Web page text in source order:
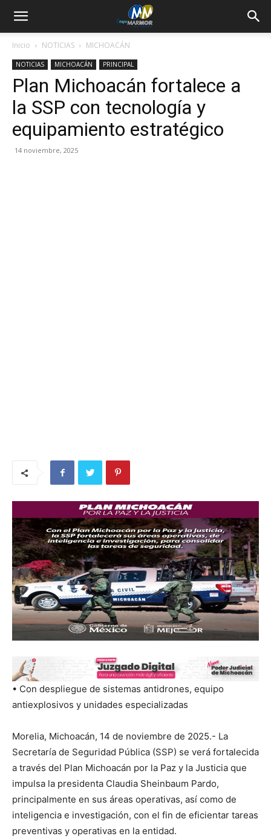
Inicio NOTICIAS MICHOACÁN
NOTICIAS MICHOACÁN PRINCIPAL
Plan Michoacán fortalece a
la SSP con tecnología y
equipamiento estratégico
14 noviembre, 2025
• Con despliegue de sistemas antidrones, equipo
antiexplosivos y unidades especializadas
Morelia, Michoacán, 14 de noviembre de 2025.- La
Secretaría de Seguridad Pública (SSP) se verá fortalecida
a través del Plan Michoacán por la Paz y la Justicia que
impulsa la presidenta Claudia Sheinbaum Pardo,
principalmente en sus áreas operativas, así como de
inteligencia e investigación, con el fin de eficientar tareas
preventivas y operativas en la entidad.